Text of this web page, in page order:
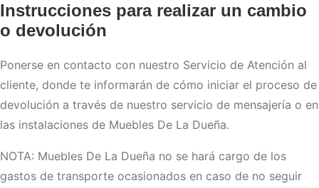
Instrucciones para realizar un cambio
o devolución
Ponerse en contacto con nuestro Servicio de Atención al
cliente, donde te informarán de cómo iniciar el proceso de
devolución a través de nuestro servicio de mensajería o en
las instalaciones de Muebles De La Dueña.
NOTA: Muebles De La Dueña no se hará cargo de los
gastos de transporte ocasionados en caso de no seguir